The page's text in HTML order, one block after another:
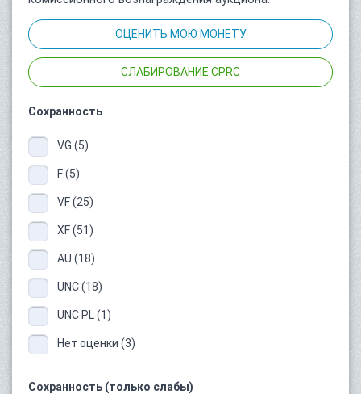
ОЦЕНИТЬ МОЮ МОНЕТУ
СЛАБИРОВАНИЕ CPRC
Сохранность
VG (5)
F (5)
VF (25)
XF (51)
AU (18)
UNC (18)
UNC PL (1)
Нет оценки (3)
Сохранность (только слабы)